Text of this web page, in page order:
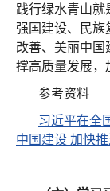
践行绿水青山就
强国建设、民族
改善、美丽中国
撑高质量发展，
参考资料
习近平在全
中国建设 加快